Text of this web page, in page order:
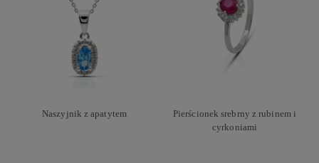
Naszyjnik z apatytem
Pierścionek srebrny z rubinem i
cyrkoniami